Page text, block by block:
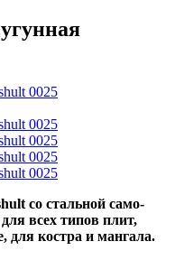
со стальной само-
всех типов плит,
для костра и мангала.